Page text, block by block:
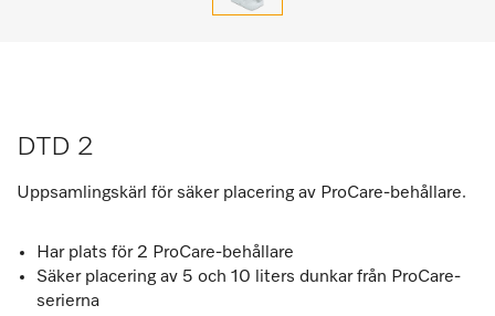
DTD 2
Uppsamlingskärl för säker placering av ProCare-behållare.
Har plats för 2 ProCare-behållare
Säker placering av 5 och 10 liters dunkar från ProCare-
serierna